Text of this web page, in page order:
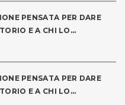
PENSATA PER DARE
E A CHI LO...
PENSATA PER DARE
E A CHI LO...